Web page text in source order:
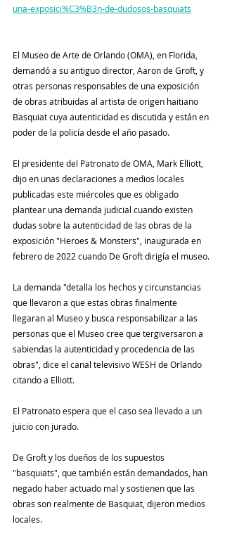
una-exposici%C3%B3n-de-dudosos-basquiats
El Museo de Arte de Orlando (OMA), en Florida,
demandó a su antiguo director, Aaron de Groft, y
otras personas responsables de una exposición
de obras atribuidas al artista de origen haitiano
Basquiat cuya autenticidad es discutida y están en
poder de la policía desde el año pasado.
El presidente del Patronato de OMA, Mark Elliott,
dijo en unas declaraciones a medios locales
publicadas este miércoles que es obligado
plantear una demanda judicial cuando existen
dudas sobre la autenticidad de las obras de la
exposición "Heroes & Monsters", inaugurada en
febrero de 2022 cuando De Groft dirigía el museo.
La demanda "detalla los hechos y circunstancias
que llevaron a que estas obras finalmente
llegaran al Museo y busca responsabilizar a las
personas que el Museo cree que tergiversaron a
sabiendas la autenticidad y procedencia de las
obras", dice el canal televisivo WESH de Orlando
citando a Elliott.
El Patronato espera que el caso sea llevado a un
juicio con jurado.
De Groft y los dueños de los supuestos
"basquiats", que también están demandados, han
negado haber actuado mal y sostienen que las
obras son realmente de Basquiat, dijeron medios
locales.